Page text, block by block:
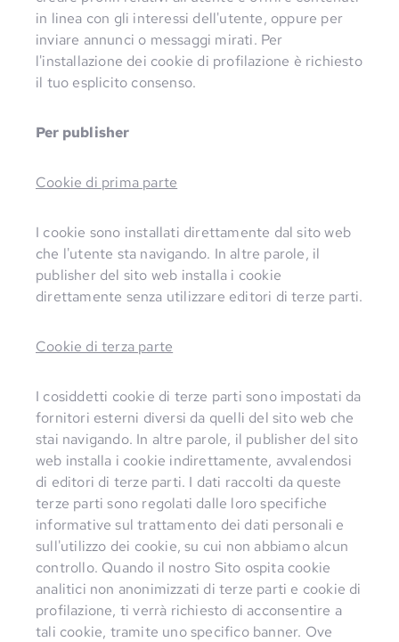
in linea con gli interessi dell'utente, oppure per
inviare annunci o messaggi mirati. Per
l'installazione dei cookie di profilazione è richiesto
il tuo esplicito consenso.
Per publisher
Cookie di prima parte
I cookie sono installati direttamente dal sito web
che l'utente sta navigando. In altre parole, il
publisher del sito web installa i cookie
direttamente senza utilizzare editori di terze parti.
Cookie di terza parte
I cosiddetti cookie di terze parti sono impostati da
fornitori esterni diversi da quelli del sito web che
stai navigando. In altre parole, il publisher del sito
web installa i cookie indirettamente, avvalendosi
di editori di terze parti. I dati raccolti da queste
terze parti sono regolati dalle loro specifiche
informative sul trattamento dei dati personali e
sull'utilizzo dei cookie, su cui non abbiamo alcun
controllo. Quando il nostro Sito ospita cookie
analitici non anonimizzati di terze parti e cookie di
profilazione, ti verrà richiesto di acconsentire a
tali cookie, tramite uno specifico banner. Ove